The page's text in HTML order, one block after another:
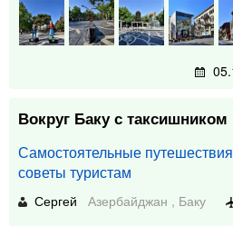
Вокруг Баку с таксишником
Самостоятельные путешествия
советы туристам
Сергей Азербайджан , Баку